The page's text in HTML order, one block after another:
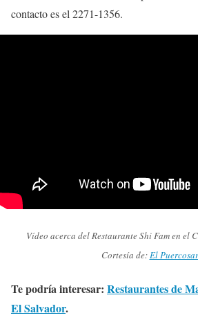
contacto es el 2271-1356.
Vídeo acerca del Restaurante Shi Fam en el
Cortesía de:El
Te podría interesar: Restaurantes de
El Salvador.